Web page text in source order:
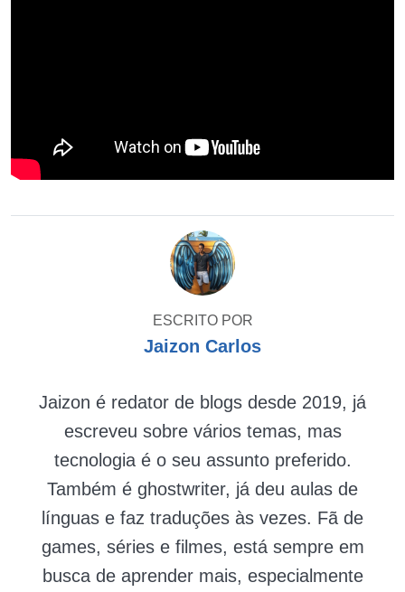
ESCRITO POR
Jaizon Carlos
Jaizon é redator de blogs desde 2019, já
escreveu sobre vários temas, mas
tecnologia é o seu assunto preferido.
Também é ghostwriter, já deu aulas de
línguas e faz traduções às vezes. Fã de
games, séries e filmes, está sempre em
busca de aprender mais, especialmente